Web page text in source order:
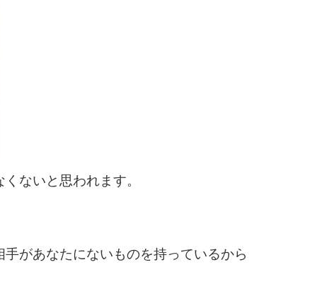
ないと思われます。
があなたにないものを持っているから